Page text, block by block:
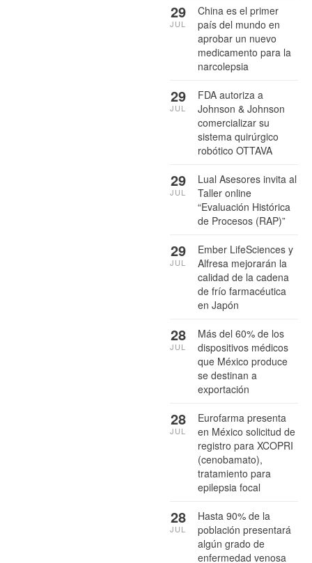
China es el primer
país del mundo en
aprobar un nuevo
medicamento para la
narcolepsia
29
JUL
FDA autoriza a
Johnson & Johnson
comercializar su
sistema quirúrgico
robótico OTTAVA
29
JUL
Lual Asesores invita al
Taller online
“Evaluación Histórica
de Procesos (RAP)”
29
JUL
Ember LifeSciences y
Alfresa mejorarán la
calidad de la cadena
de frío farmacéutica
en Japón
29
JUL
Más del 60% de los
dispositivos médicos
que México produce
se destinan a
exportación
28
JUL
Eurofarma presenta
en México solicitud de
registro para XCOPRI
(cenobamato),
tratamiento para
epilepsia focal
28
JUL
Hasta 90% de la
población presentará
algún grado de
enfermedad venosa
28
JUL